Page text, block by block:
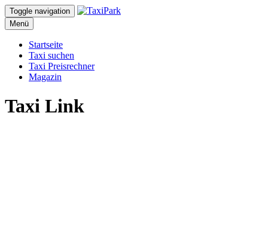
Toggle navigation
Menü
Startseite
Taxi suchen
Taxi Preisrechner
Magazin
Taxi Link